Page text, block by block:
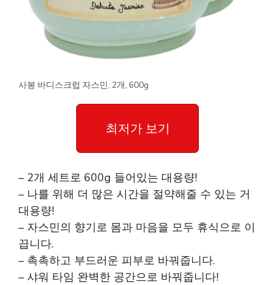
사봉 바디스크럽 자스민, 2개, 600g
최저가 보기
– 2개 세트로 600g 들어있는 대용량!
– 나를 위해 더 많은 시간을 절약해줄 수 있는 거
대용량!
– 자스민의 향기로 몸과 마음을 모두 휴식으로 이
끕니다.
– 촉촉하고 부드러운 피부로 바꿔줍니다.
– 샤워 타임 완벽한 공간으로 바꿔줍니다!